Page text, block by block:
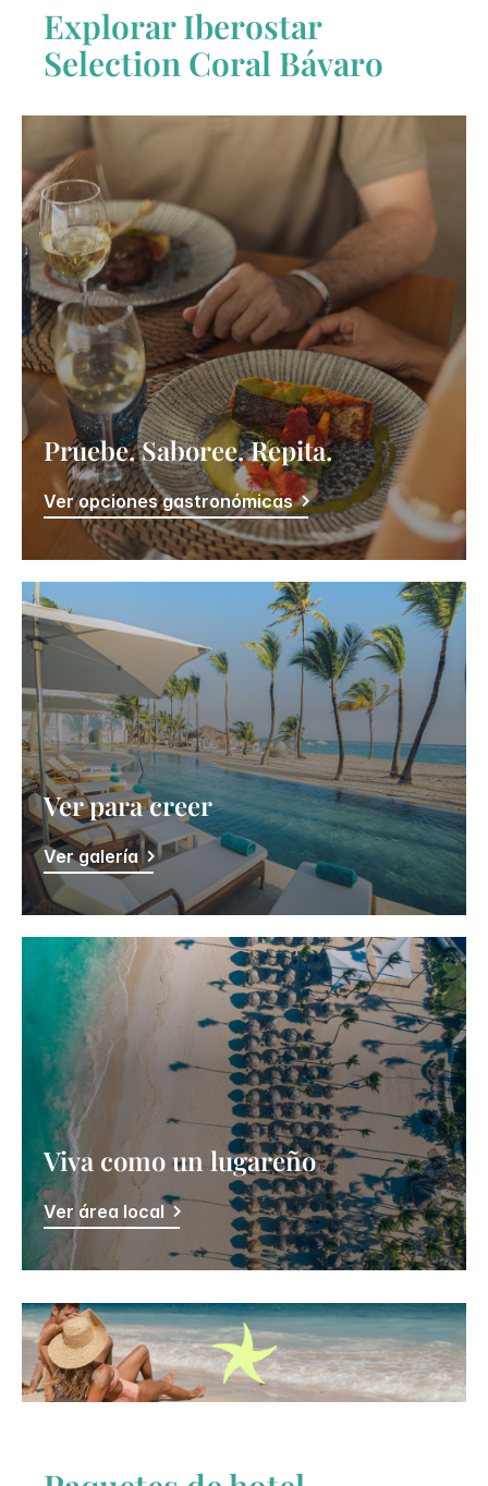
ExplorarIberostar
Selection​ Coral Bávaro
Pruebe. Saboree. Repita.
Ver opciones gastronómicas
Ver para creer
Ver galería
Viva como un lugareño
Ver área local